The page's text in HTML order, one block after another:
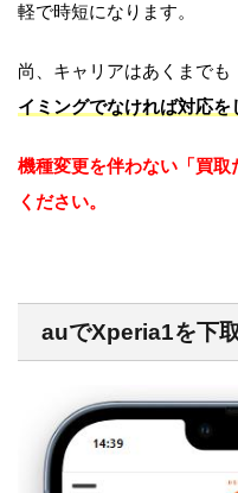
軽で時短になります。
尚、キャリアはあくまでも
イミングでなければ対応を
機種変更を伴わない「買
ください。
auでXperia1を下